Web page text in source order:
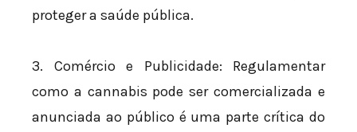
proteger a saúde pública.
3. Comércio e Publicidade: Regulamentar
como a cannabis pode ser comercializada e
anunciada ao público é uma parte crítica do